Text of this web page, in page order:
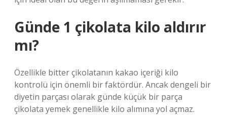
Günde 1 çikolata kilo aldırır
mı?
Özellikle bitter çikolatanın kakao içeriği kilo
kontrolü için önemli bir faktördür. Ancak dengeli bir
diyetin parçası olarak günde küçük bir parça
çikolata yemek genellikle kilo alımına yol açmaz.